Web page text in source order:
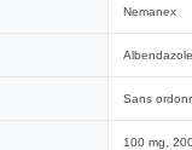
Nemanex
Sans
100 mg,